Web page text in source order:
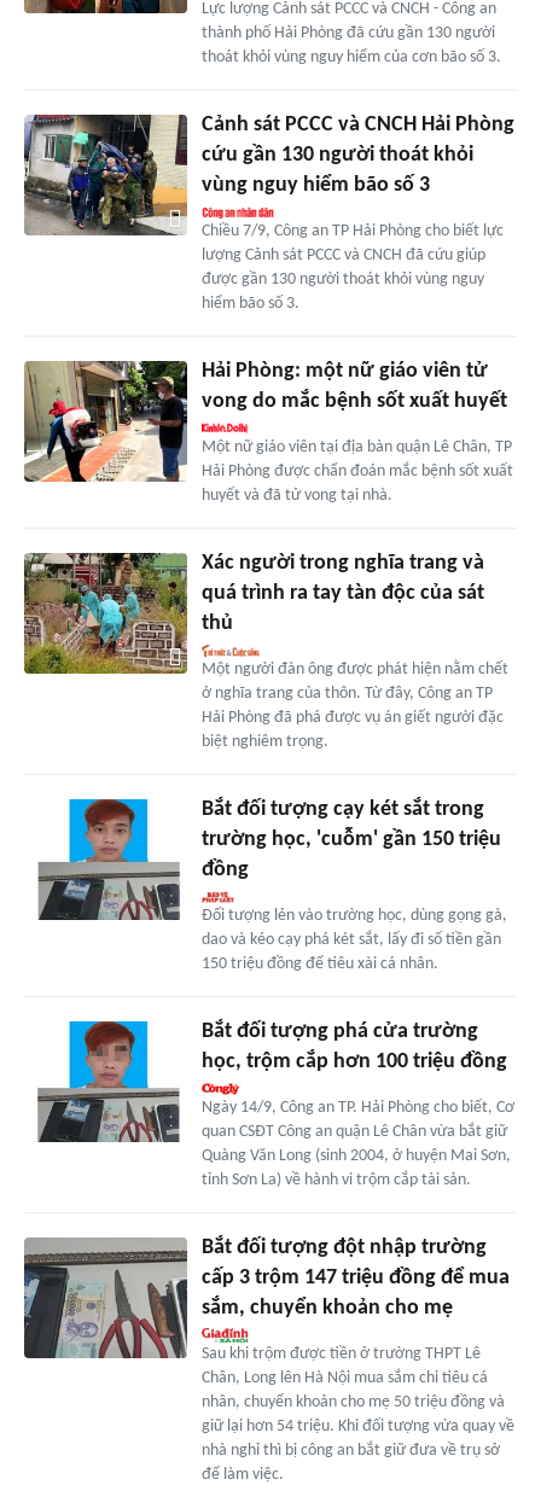
Lực lượng Cảnh sát PCCC và CNCH - Công an
thành phố Hải Phòng đã cứu gần 130 người
thoát khỏi vùng nguy hiểm của cơn bão số 3.
Cảnh sát PCCC và CNCH Hải Phòng
cứu gần 130 người thoát khỏi
vùng nguy hiểm bão số 3
Chiều 7/9, Công an TP Hải Phòng cho biết lực
lượng Cảnh sát PCCC và CNCH đã cứu giúp
được gần 130 người thoát khỏi vùng nguy
hiểm bão số 3.
Hải Phòng: một nữ giáo viên tử
vong do mắc bệnh sốt xuất huyết
Một nữ giáo viên tại địa bàn quận Lê Chân, TP
Hải Phòng được chẩn đoán mắc bệnh sốt xuất
huyết và đã tử vong tại nhà.
Xác người trong nghĩa trang và
quá trình ra tay tàn độc của sát
thủ
Một người đàn ông được phát hiện nằm chết
ở nghĩa trang của thôn. Từ đây, Công an TP
Hải Phòng đã phá được vụ án giết người đặc
biệt nghiêm trọng.
Bắt đối tượng cạy két sắt trong
trường học, 'cuỗm' gần 150 triệu
đồng
Đối tượng lẻn vào trường học, dùng gọng gà,
dao và kéo cạy phá két sắt, lấy đi số tiền gần
150 triệu đồng để tiêu xài cá nhân.
Bắt đối tượng phá cửa trường
học, trộm cắp hơn 100 triệu đồng
Ngày 14/9, Công an TP. Hải Phòng cho biết, Cơ
quan CSĐT Công an quận Lê Chân vừa bắt giữ
Quàng Văn Long (sinh 2004, ở huyện Mai Sơn,
tỉnh Sơn La) về hành vi trộm cắp tài sản.
Bắt đối tượng đột nhập trường
cấp 3 trộm 147 triệu đồng để mua
sắm, chuyển khoản cho mẹ
Sau khi trộm được tiền ở trường THPT Lê
Chân, Long lên Hà Nội mua sắm chi tiêu cá
nhân, chuyển khoản cho mẹ 50 triệu đồng và
giữ lại hơn 54 triệu. Khi đối tượng vừa quay về
nhà nghỉ thì bị công an bắt giữ đưa về trụ sở
để làm việc.